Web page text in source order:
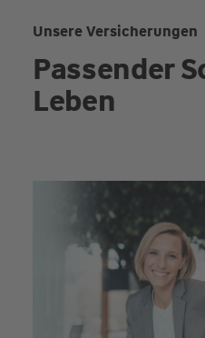
Unsere Versicherungen
Passender
Leben